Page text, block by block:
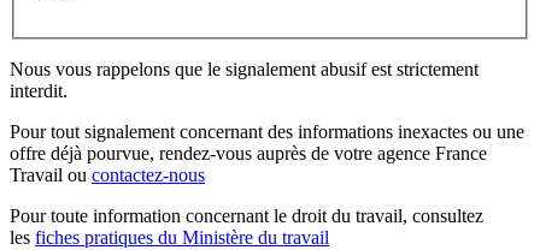
Nous vous rappelons que le signalement abusif est strictement
interdit.
Pour tout signalement concernant des informations inexactes ou une
offre déjà pourvue, rendez-vous auprès de votre agence France
Travail ou contactez-nous
Pour toute information concernant le droit du travail, consultez
les fiches pratiques du Ministère du travail